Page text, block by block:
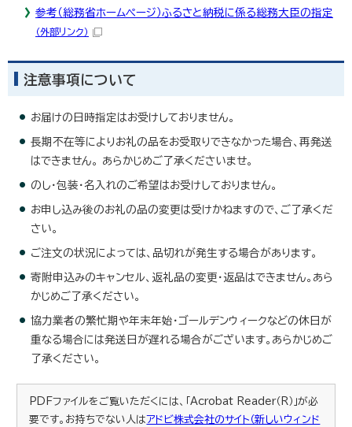
参考（総務省ホームページ）ふるさと納税に係る総務大臣の指定
（外部リンク）
注意事項について
お届けの日時指定はお受けしておりません。
長期不在等によりお礼の品をお受取りできなかった場合、再発送
はできません。 あらかじめご了承くださいませ。
のし・包装・名入れのご希望はお受けしておりません。
お申し込み後のお礼の品の変更は受けかねますので、ご了承くだ
さい。
ご注文の状況によっては、品切れが発生する場合があります。
寄附申込みのキャンセル、返礼品の変更・返品はできません。あら
かじめご了承ください。
協力業者の繁忙期や年末年始・ゴールデンウィークなどの休日が
重なる場合には発送日が遅れる場合がございます。あらかじめご
了承ください。
PDFファイルをご覧いただくには、「Acrobat Reader（R）」が必
要です。お持ちでない人はアドビ株式会社のサイト（新しいウィンド